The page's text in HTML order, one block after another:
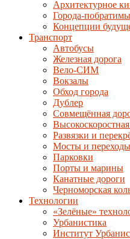
Архитектурное
Города-
Концепции
Транспорт
Автобусы
Железная дорога
Вело-СИМ
Вокзалы
Обход города
Дублер
Совмещённая
Развязки и
Мосты и переходы
Парковки
Порты и марины
Канатные дороги
Черноморская
Технологии
«Зелёные»
Урбанистика
Институт